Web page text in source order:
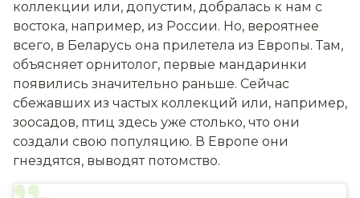
коллекции или, допустим, добралась к нам с
востока, например, из России. Но, вероятнее
всего, в Беларусь она прилетела из Европы. Там,
объясняет орнитолог, первые мандаринки
появились значительно раньше. Сейчас
сбежавших из частых коллекций или, например,
зоосадов, птиц здесь уже столько, что они
создали свою популяцию. В Европе они
гнездятся, выводят потомство.